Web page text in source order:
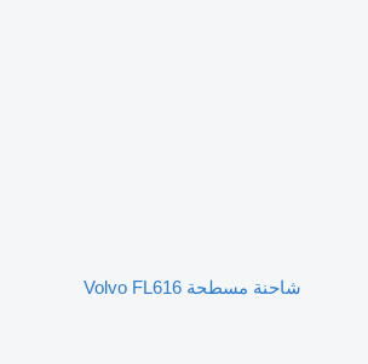
شاحنة مسطحة Volvo FL616